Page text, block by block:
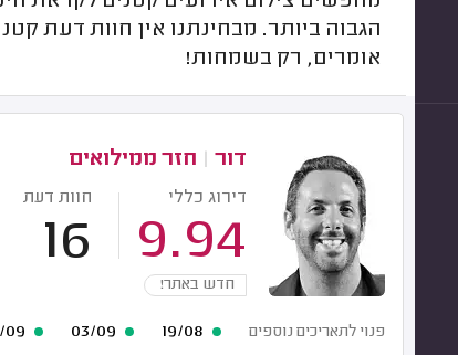
הגבוה ביותר. מבחינתנו אין חוות דעת
אומרים, רק בשמחות!
דור חזר ממילואים
דירוג כללי
9.94
חוות דעת
16
חדש באתר!
פנוי לתאריכים נוספים